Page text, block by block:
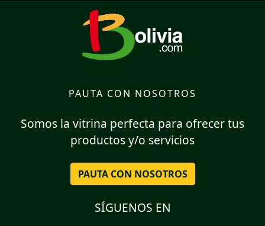
PAUTA CON NOSOTROS
Somos la vitrina perfecta para ofrecer tus
productos y/o servicios
PAUTA CON NOSOTROS
SÍGUENOS EN